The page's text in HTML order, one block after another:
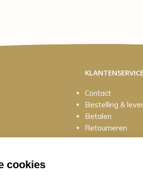
KLANTENSERVICE
Contact
Bestelling &
Betalen
Retourneren